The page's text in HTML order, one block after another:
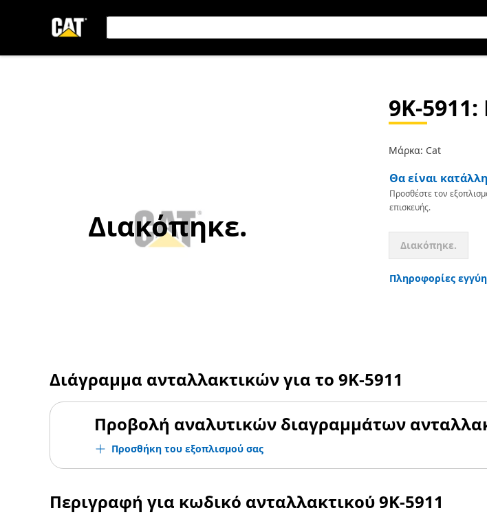
Διακόπηκε.
9K-5911:
Μάρκα: Cat
Θα είναι
Προσθέστε τον
επισκευής.
Διακόπηκε.
Πληροφορίες
Διάγραμμα ανταλλακτικών για το 9K-5911
Προβολή αναλυτικών διαγραμμάτων
Προσθήκη του εξοπλισμού σας
Περιγραφή για κωδικό ανταλλακτικού9K-5911